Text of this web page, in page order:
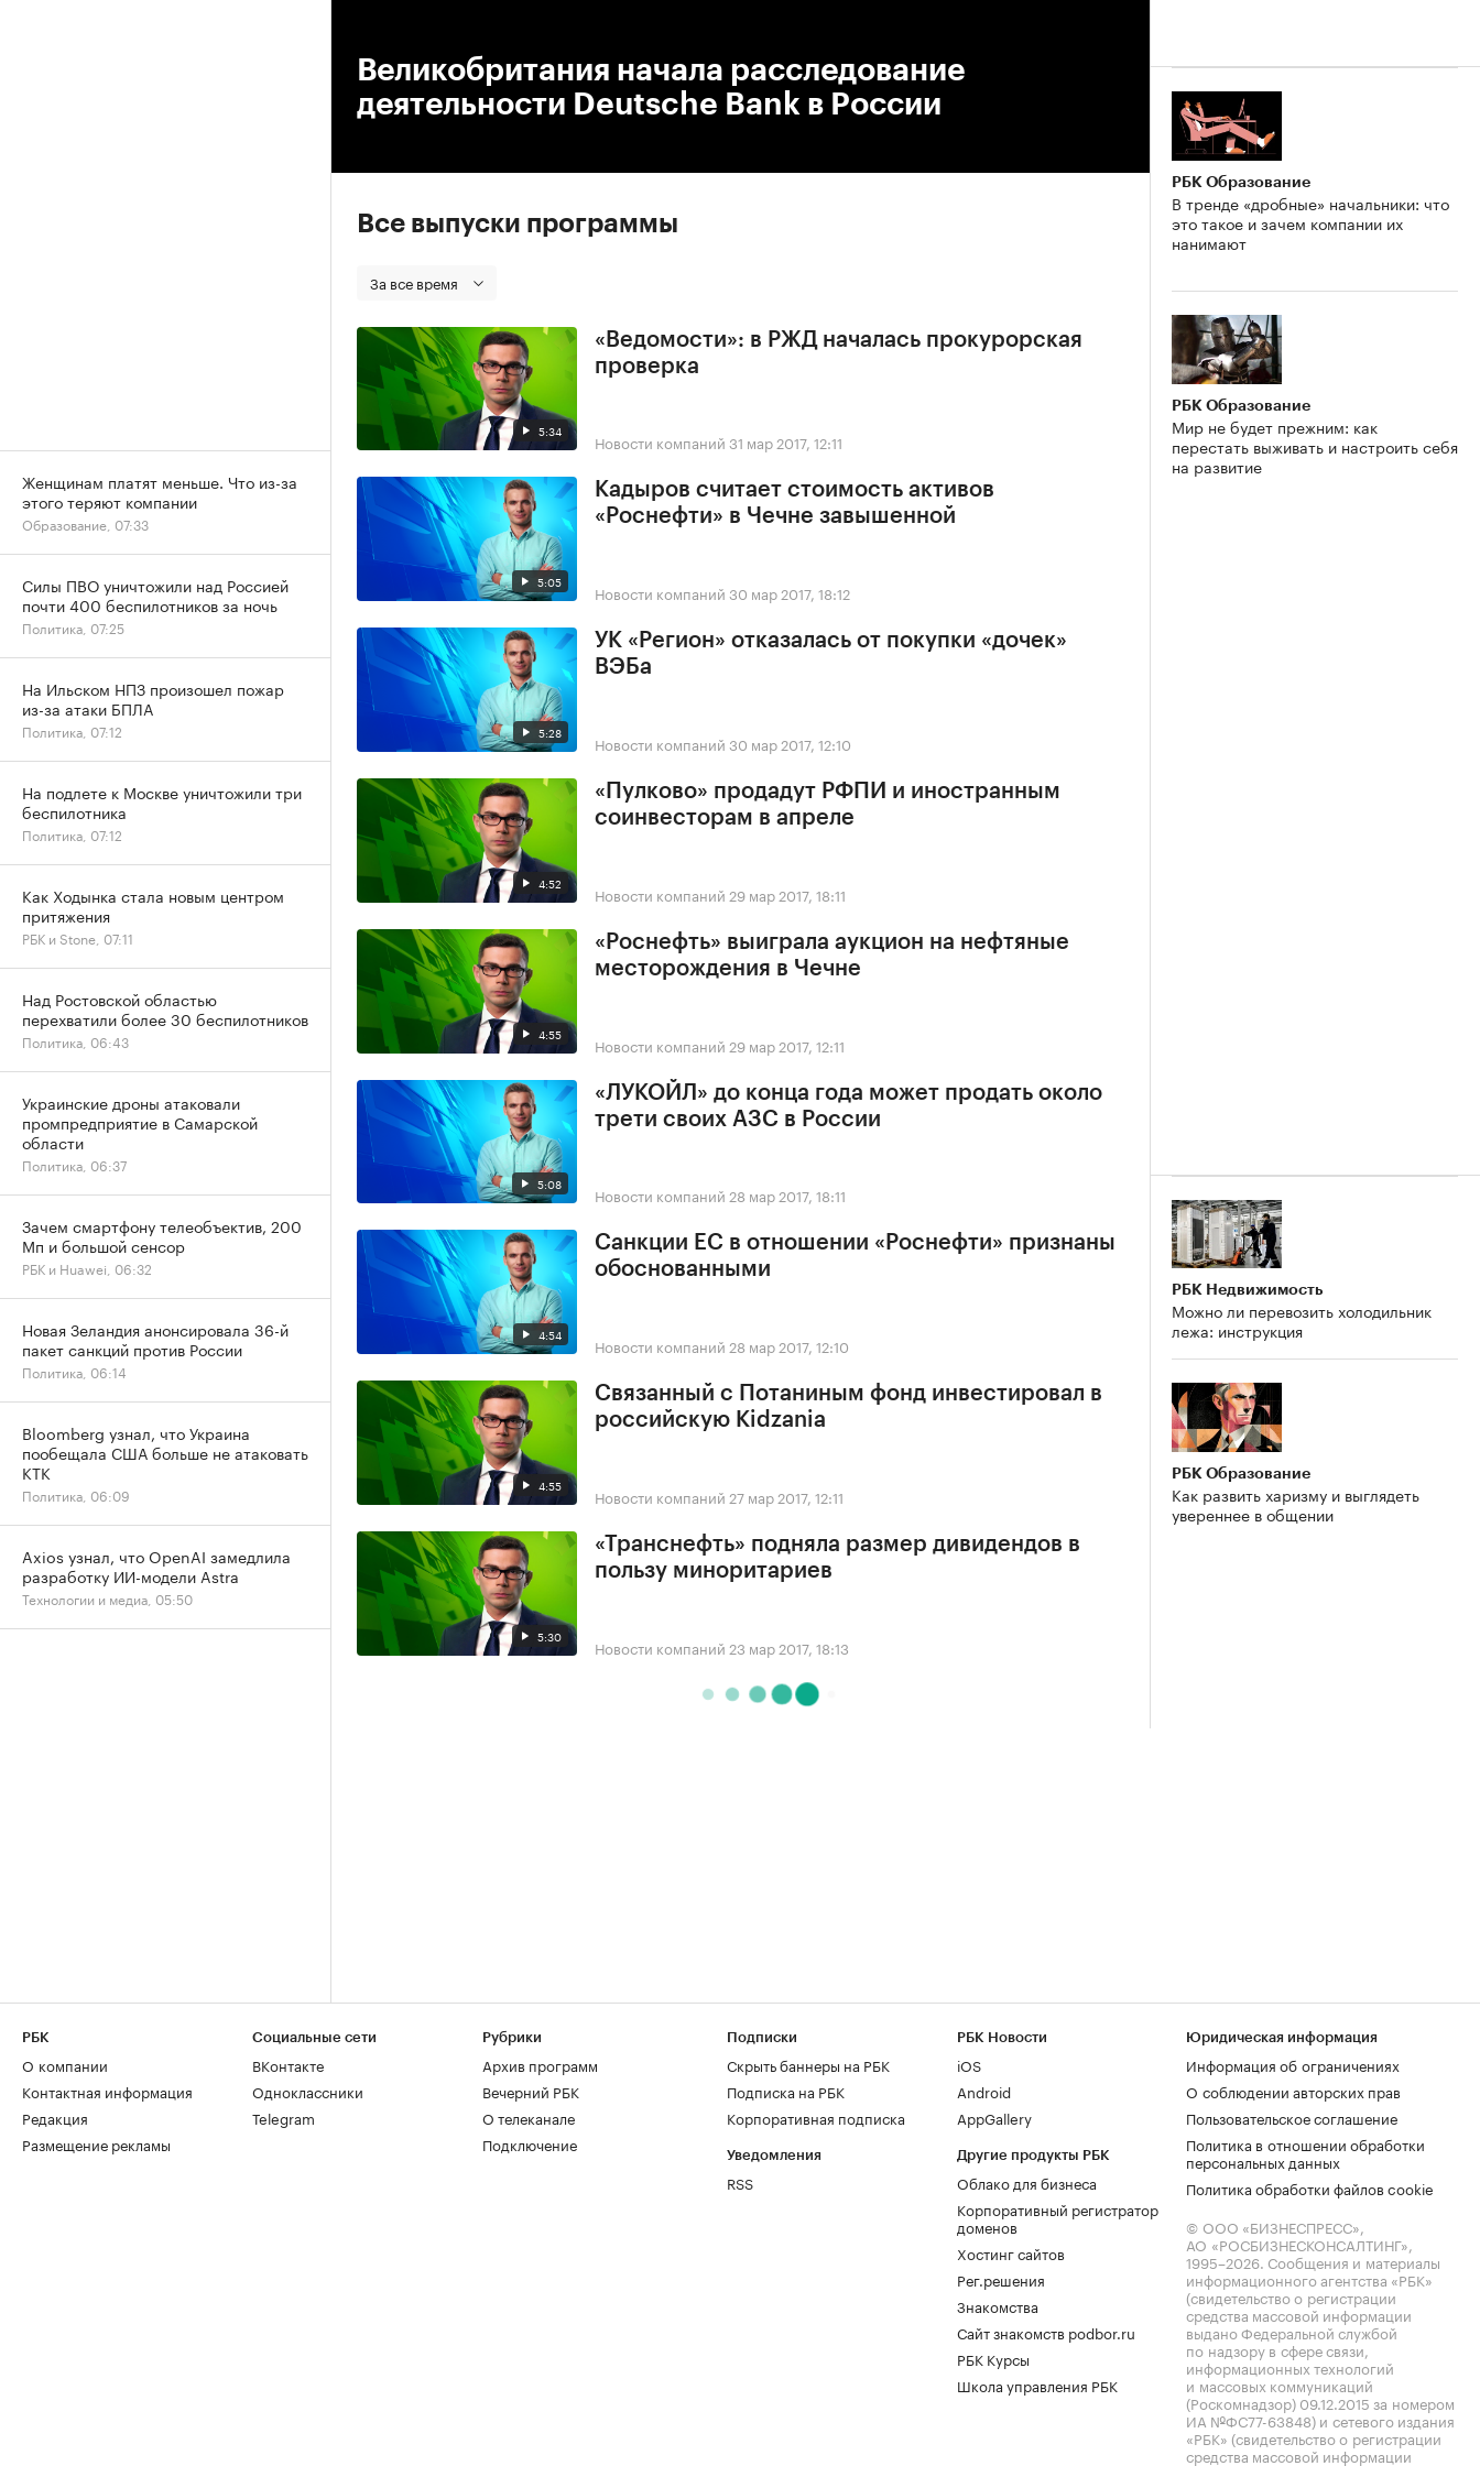
Великобритания начала расследование
деятельности Deutsche Bank в России
Все выпуски программы
За все время
5:34
«Ведомости»: в РЖД началась прокурорская
проверка
Новости компаний 31 мар 2017, 12:11
5:05
Кадыров считает стоимость активов
«Роснефти» в Чечне завышенной
Новости компаний 30 мар 2017, 18:12
5:28
УК «Регион» отказалась от покупки «дочек»
ВЭБа
Новости компаний 30 мар 2017, 12:10
4:52
«Пулково» продадут РФПИ и иностранным
соинвесторам в апреле
Новости компаний 29 мар 2017, 18:11
4:55
«Роснефть» выиграла аукцион на нефтяные
месторождения в Чечне
Новости компаний 29 мар 2017, 12:11
5:08
«ЛУКОЙЛ» до конца года может продать около
трети своих АЗС в России
Новости компаний 28 мар 2017, 18:11
4:54
Санкции ЕС в отношении «Роснефти» признаны
обоснованными
Новости компаний 28 мар 2017, 12:10
4:55
Связанный с Потаниным фонд инвестировал в
российскую Kidzania
Новости компаний 27 мар 2017, 12:11
5:30
«Транснефть» подняла размер дивидендов в
пользу миноритариев
Новости компаний 23 мар 2017, 18:13
РБК Образование
В тренде «дробные» начальники: что
это такое и зачем компании их
нанимают
РБК Образование
Мир не будет прежним: как
перестать выживать и настроить себя
на развитие
РБК Недвижимость
Можно ли перевозить холодильник
лежа: инструкция
РБК Образование
Как развить харизму и выглядеть
увереннее в общении
Женщинам платят меньше. Что из-за
этого теряют компании
Образование, 07:33
Силы ПВО уничтожили над Россией
почти 400 беспилотников за ночь
Политика, 07:25
На Ильском НПЗ произошел пожар
из-за атаки БПЛА
Политика, 07:12
На подлете к Москве уничтожили три
беспилотника
Политика, 07:12
Как Ходынка стала новым центром
притяжения
РБК и Stone, 07:11
Над Ростовской областью
перехватили более 30 беспилотников
Политика, 06:43
Украинские дроны атаковали
промпредприятие в Самарской
области
Политика, 06:37
Зачем смартфону телеобъектив, 200
Мп и большой сенсор
РБК и Huawei, 06:32
Новая Зеландия анонсировала 36-й
пакет санкций против России
Политика, 06:14
Bloomberg узнал, что Украина
пообещала США больше не атаковать
КТК
Политика, 06:09
Axios узнал, что OpenAI замедлила
разработку ИИ-модели Astra
Технологии и медиа, 05:50
РБК
О компании
Контактная информация
Редакция
Размещение рекламы
Социальные сети
ВКонтакте
Одноклассники
Telegram
Рубрики
Архив программ
Вечерний РБК
О телеканале
Подключение
Подписки
Скрыть баннеры на РБК
Подписка на РБК
Корпоративная подписка
Уведомления
RSS
РБК Новости
iOS
Android
AppGallery
Другие продукты РБК
Облако для бизнеса
Корпоративный регистратор
доменов
Хостинг сайтов
Рег.решения
Знакомства
Сайт знакомств podbor.ru
РБК Курсы
Школа управления РБК
Юридическая информация
Информация об ограничениях
О соблюдении авторских прав
Пользовательское соглашение
Политика в отношении обработки
персональных данных
Политика обработки файлов cookie
© ООО «БИЗНЕСПРЕСС»,
АО «РОСБИЗНЕСКОНСАЛТИНГ»,
1995–2026. Сообщения и материалы
информационного агентства «РБК»
(свидетельство о регистрации
средства массовой информации
выдано Федеральной службой
по надзору в сфере связи,
информационных технологий
и массовых коммуникаций
(Роскомнадзор) 09.12.2015 за номером
ИА №ФС77-63848) и сетевого издания
«РБК» (свидетельство о регистрации
средства массовой информации